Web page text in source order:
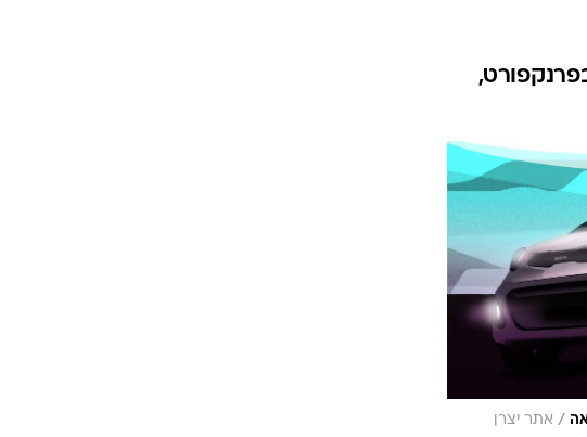
פוטו רצח
העברת בעלות לרכב
/ אתר יצרן